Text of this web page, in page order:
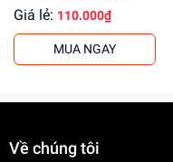
Giá lẻ: 110.000₫
MUA NGAY
Về chúng tôi